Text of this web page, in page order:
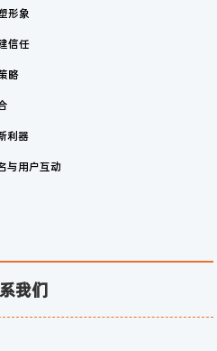
形象
信任
略
利器
与用户互动
我们